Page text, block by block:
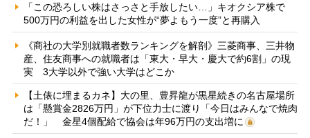
「この恐ろしい株はさっさと手放したい…」キオクシア株で
500万円の利益を出した女性が“夢よもう一度”と再購入
《商社の大学別就職者数ランキングを解剖》三菱商事、三井物
産、住友商事への就職者は「東大・早大・慶大で約6割」の現
実 3大学以外で強い大学はどこか
【土俵に埋まるカネ】大の里、豊昇龍が黒星続きの名古屋場所
は「懸賞金2826万円」が下位力士に渡り「今日はみんなで焼肉
だ！」 金星4個配給で協会は年96万円の支出増に